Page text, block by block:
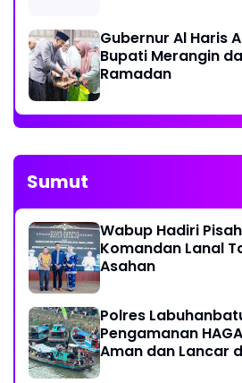
Gubernur Al Haris
Bupati Merangin
Ramadan
Sumut
Wabup Hadiri
Komandan Lanal
Asahan
Polres
Pengamanan
Aman dan Lancar